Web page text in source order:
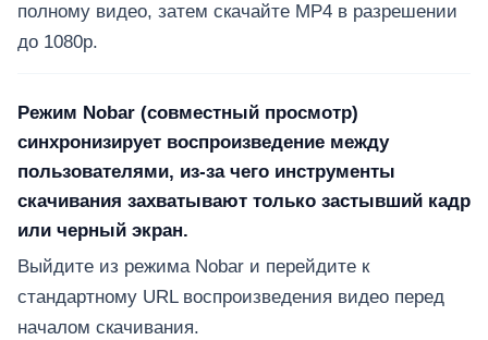
полному видео, затем скачайте MP4 в разрешении
до 1080p.
Режим Nobar (совместный просмотр)
синхронизирует воспроизведение между
пользователями, из-за чего инструменты
скачивания захватывают только застывший кадр
или черный экран.
Выйдите из режима Nobar и перейдите к
стандартному URL воспроизведения видео перед
началом скачивания.